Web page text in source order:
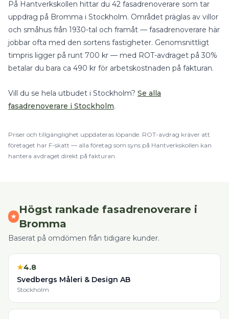
På Hantverkskollen hittar du 42 fasadrenoverare som tar
uppdrag på Bromma i Stockholm. Området präglas av villor
och småhus från 1930-tal och framåt — fasadrenoverare här
jobbar ofta med den sortens fastigheter. Genomsnittligt
timpris ligger på runt 700 kr — med ROT-avdraget på 30%
betalar du bara ca 490 kr för arbetskostnaden på fakturan.
Vill du se hela utbudet i Stockholm? Se alla
fasadrenoverare i Stockholm.
Priser och tillgänglighet uppdateras löpande. ROT-avdrag kräver att
företaget har F-skatt — alla företag som syns på Hantverkskollen kan
hantera avdraget direkt på fakturan.
★
Högst rankadefasadrenoverare i
Bromma
Baserat på omdömen från tidigare kunder.
★4.8
Svedbergs Måleri & Design AB
Stockholm